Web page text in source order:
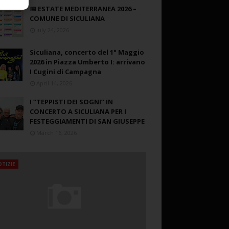
📅 ESTATE MEDITERRANEA 2026 –
COMUNE DI SICULIANA
Siculiana, concerto del 1° Maggio
2026 in Piazza Umberto I: arrivano
I Cugini di Campagna
I “TEPPISTI DEI SOGNI” IN
CONCERTO A SICULIANA PER I
FESTEGGIAMENTI DI SAN GIUSEPPE